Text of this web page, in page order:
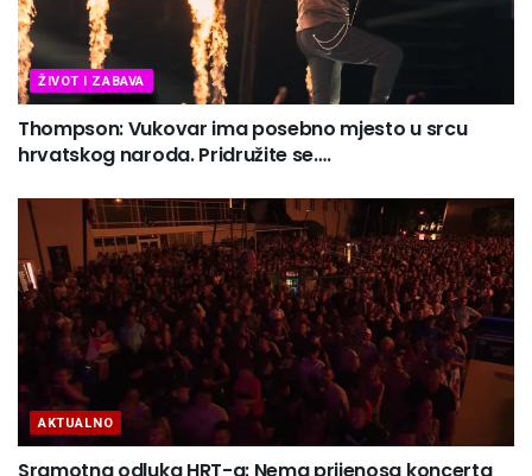
ŽIVOT I ZABAVA
Thompson: Vukovar ima posebno mjesto u srcu
hrvatskog naroda. Pridružite se….
AKTUALNO